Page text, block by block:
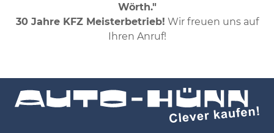
Wörth."
30 Jahre KFZ Meisterbetrieb! Wir freuen uns auf
Ihren Anruf!